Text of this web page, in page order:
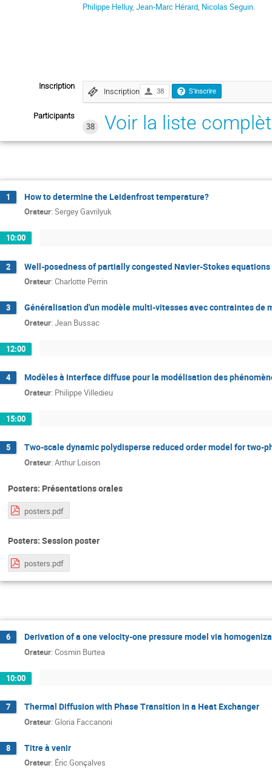
Philippe Helluy,Jean-Marc Hérard, Nicolas Seguin.
Inscription
Inscription 38 S'inscrire
Participants
38
Voir la liste
1 How to determine the Leidenfrost temperature?
Orateur: Sergey Gavrilyuk
10:00
2 Well-posedness of partially congested Navier-Stokes equations
Orateur: Charlotte Perrin
3 Généralisation d'un modèle multi-vitesses avec contraintes de
Orateur: Jean Bussac
12:00
4 Modèles à interface diffuse pour la modélisation des
Orateur: Philippe Villedieu
15:00
5 Two-scale dynamic polydisperse reduced order model for two-
Orateur: Arthur Loison
Posters: Présentations orales
posters.pdf
Posters: Session poster
posters.pdf
6 Derivation of a one velocity-one pressure model via
Orateur: Cosmin Burtea
10:00
7 Thermal Diffusion with Phase Transition in a Heat Exchanger
Orateur: Gloria Faccanoni
8 Titre à venir
Orateur: Éric Gonçalves